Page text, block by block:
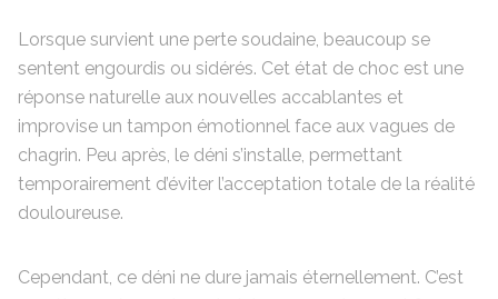
Lorsque survient une perte soudaine, beaucoup se
sentent engourdis ou sidérés. Cet état de choc est une
réponse naturelle aux nouvelles accablantes et
improvise un tampon émotionnel face aux vagues de
chagrin. Peu après, le déni s’installe, permettant
temporairement d’éviter l’acceptation totale de la réalité
douloureuse.
Cependant, ce déni ne dure jamais éternellement. C’est